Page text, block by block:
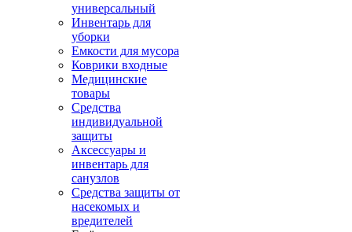
универсальный
Инвентарь для
уборки
Емкости для мусора
Коврики входные
Медицинские
товары
Средства
индивидуальной
защиты
Аксессуары и
инвентарь для
санузлов
Средства защиты от
насекомых и
вредителей